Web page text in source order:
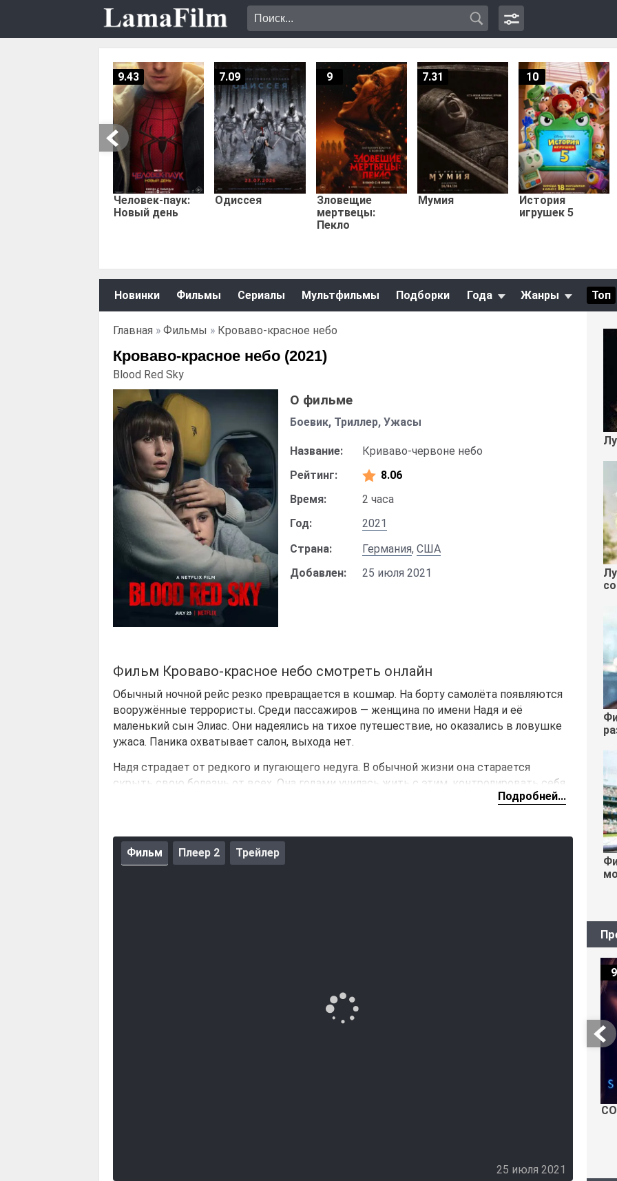
Человек-паук:
Новый день
9.43
Одиссея
7.09
Зловещие
мертвецы:
Пекло
9
Мумия
7.31
История
игрушек 5
10
Новинки Фильмы Сериалы Мультфильмы Подборки Года Жанры Топ
Главная » Фильмы » Кроваво-красное небо
Кроваво-красное небо (2021)
Blood Red Sky
О фильме
Боевик, Триллер, Ужасы
Название:
Криваво-червоне небо
Рейтинг:
8.06
Время:
2 часа
Год:
2021
Страна:
Германия, США
Добавлен:
25 июля 2021
Фильм Кроваво-красное небо смотреть онлайн
Обычный ночной рейс резко превращается в кошмар. На борту самолёта появляются
вооружённые террористы. Среди пассажиров — женщина по имени Надя и её
маленький сын Элиас. Они надеялись на тихое путешествие, но оказались в ловушке
ужаса. Паника охватывает салон, выхода нет.
Надя страдает от редкого и пугающего недуга. В обычной жизни она старается
скрыть свою болезнь от всех. Она годами училась жить с этим, контролировать себя
и быть рядом с сыном. Но в этой ситуации приходится сделать выбор. Чтобы
Пока террористы угрожают жизни пасажиров на борту, Надя начинает борьбу. Её сила
Подробней...
Фильм Плеер 2 Трейлер
25 июля 2021
9